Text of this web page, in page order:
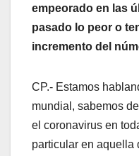
empeorado en las
pasado lo peor o
incremento del
CP.- Estamos
mundial, sabemos
el coronavirus en
particular en aquella